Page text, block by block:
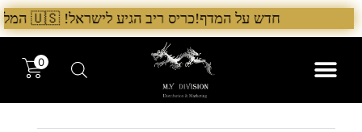
דילוג
לתוכן
חדש על המדף!כריס ריב הגיע לישראל! 🇺🇸 המלאי הראשון בארץ – עכשיו אצל היבואן הבלעדי לרגל ההשקה, 5% הנחה על כל מוצרי Chris Reeve לזמן מוגבל. בנוסף, הגיע גם מלאי חדש של Benchmade ו־Microtech. לרכישה עכשיו›. >
0